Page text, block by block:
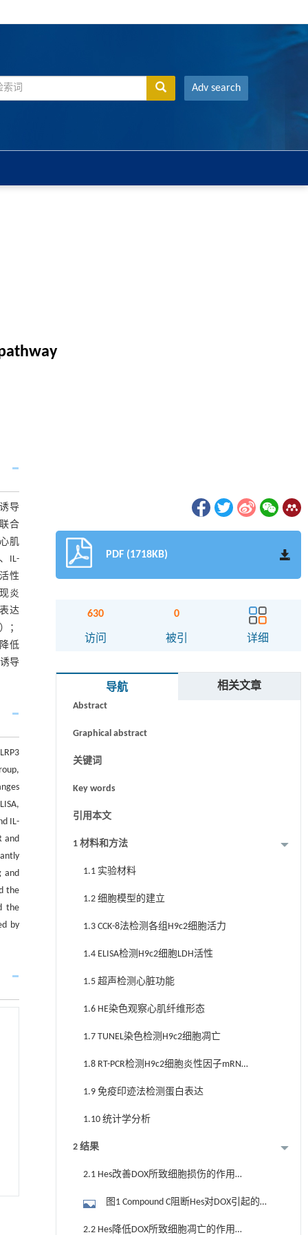
Adv search
导
合
肌
IL-
性
炎
达
；
低
导
IL-
and
and
the
the
by
PDF (1718KB)
630
访问
0
被引 详细
导航 相关文章
Abstract
Graphical abstract
关键词
Key words
引用本文
1 材料和方法
1.1 实验材料
1.2 细胞模型的建立
1.3 CCK-8法检测各组H9c2细胞活力
1.4 ELISA检测H9c2细胞LDH活性
1.5 超声检测心脏功能
1.6 HE染色观察心肌纤维形态
1.7 TUNEL染色检测H9c2细胞凋亡
1.8 RT-PCR检测H9c2细胞炎性因子mRNA
1.9 免疫印迹法检测蛋白表达
1.10 统计学分析
2 结果
2.1 Hes改善DOX所致细胞损伤的作用被
图1 Compound C阻断Hes对DOX引起的细
胞损伤的改善作用
2.2 Hes降低DOX所致细胞凋亡的作用被